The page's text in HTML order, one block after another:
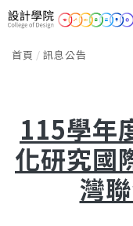
首頁 訊息公告
115學年
化研究國
灣